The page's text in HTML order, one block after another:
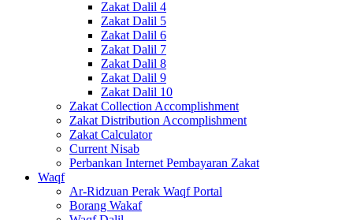
Zakat Dalil 4
Zakat Dalil 5
Zakat Dalil 6
Zakat Dalil 7
Zakat Dalil 8
Zakat Dalil 9
Zakat Dalil 10
Zakat Collection Accomplishment
Zakat Distribution Accomplishment
Zakat Calculator
Current Nisab
Perbankan Internet Pembayaran Zakat
Waqf
Ar-Ridzuan Perak Waqf Portal
Borang Wakaf